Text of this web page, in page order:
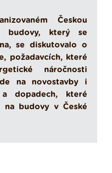
Českou
budovy, který se
se diskutovalo o
požadavcích, které
náročnosti
na novostavby i
dopadech, které
budovy v České